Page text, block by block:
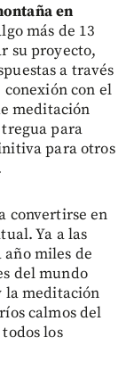
en
más de 13
su proyecto,
a través
con el
meditación
para
para otros
convertirse en
Ya a las
año miles de
del mundo
la meditación
calmos del
los